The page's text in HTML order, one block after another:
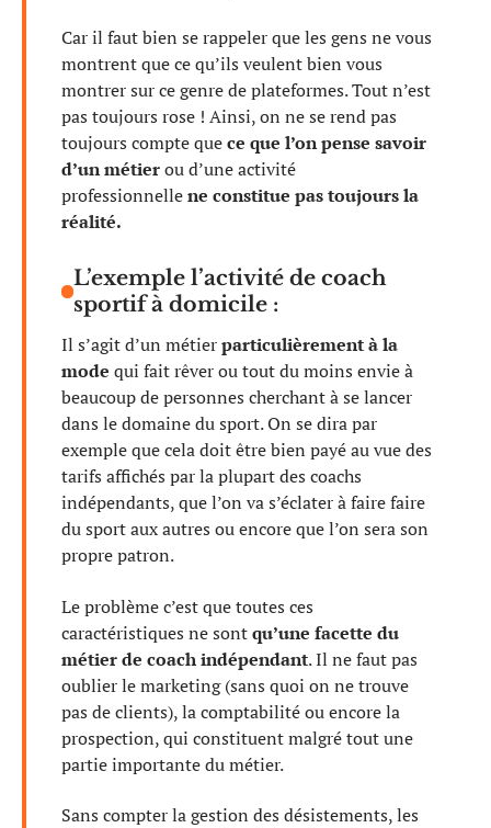
Car il faut bien se rappeler que les gens ne vous
montrent que ce qu’ils veulent bien vous
montrer sur ce genre de plateformes. Tout n’est
pas toujours rose ! Ainsi, on ne se rend pas
toujours compte quece que l’on pense savoir
d’un métierou d’une activité
professionnellene constitue pas toujours la
réalité.
L’exemple l’activité de coach
sportif à domicile :
Il s’agit d’un métierparticulièrement à la
mode qui fait rêver ou tout du moins envie à
beaucoup de personnes cherchant à se lancer
dans le domaine du sport. On se dira par
exemple que cela doit être bien payé au vue des
tarifs affichés par la plupart des coachs
indépendants, que l’on va s’éclater à faire faire
du sport aux autres ou encore que l’on sera son
propre patron.
Le problème c’est que toutes ces
caractéristiques ne sontqu’une facette du
métier de coach indépendant. Il ne faut pas
oublier le marketing (sans quoi on ne trouve
pas de clients), la comptabilité ou encore la
prospection, qui constituent malgré tout une
partie importante du métier.
Sans compter la gestion des désistements, les